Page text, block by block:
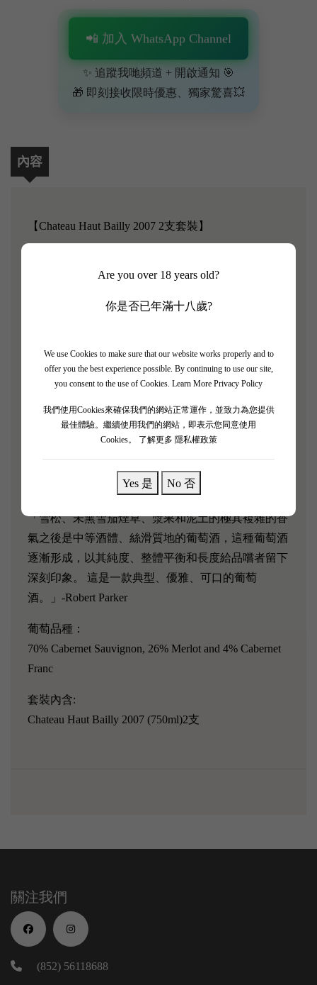
Are you over 18 years old?
你是否已年滿十八歲?
We use Cookies to make sure that our website works properly and to
offer you the best experience possible. By continuing to use our site,
you consent to the use of Cookies. Learn More Privacy Policy
我們使用Cookies來確保我們的網站正常運作，並致力為您提供
最佳體驗。繼續使用我們的網站，即表示您同意使用
Cookies。
了解更多 隱私權政策
Yes 是 No 否
📲 加入 WhatsApp Channel
✨ 追蹤我哋頻道 + 開啟通知 🎯
🎁 即刻接收限時優惠、獨家驚喜💥
內容
【Chateau Haut Bailly 2007 2支套裝】
位於吉倫特省左岸的佩薩克-雷奧尼昂 (Pessac-
評。進入 2000 年之後，Haut-Bailly 的品質已有著不
俗的水準，隨著大多數設備被替換為更加現代、精准
的釀酒設備。2004 年更一躍位居 Graves 地區頂尖水
準，不僅 05、06 連續兩年得到 Parker 95 分的評分，
2008 年的評分更與同村的五大酒莊 Haut-Brion 同樣
再度站上 Passec-Leognan 精英酒莊的頂尖位置。
「雪松、未熏雪茄煙草、漿果和泥土的極其複雜的香
氣之後是中等酒體、絲滑質地的葡萄酒，這種葡萄酒
逐漸形成，以其純度、整體平衡和長度給品嚐者留下
深刻印象。 這是一款典型、優雅、可口的葡萄
酒。」-Robert Parker
葡萄品種：
70% Cabernet Sauvignon, 26% Merlot and 4% Cabernet
Franc
套裝內含:
Chateau Haut Bailly 2007 (750ml)2支
關注我們
(852) 56118688